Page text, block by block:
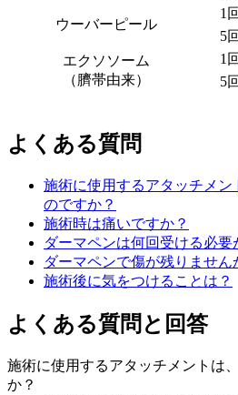
ウーバーピール
1回
5回
エクソソーム
（臍帯由来）
1回
5回
よくある質問
施術に使用するアタッチメン
のですか？
施術時は痛いですか？
ダーマペンは何回受ける必要
ダーマペンで傷が残りません
施術後に気をつけることは？
よくある質問と回答
施術に使用するアタッチメントは
か？